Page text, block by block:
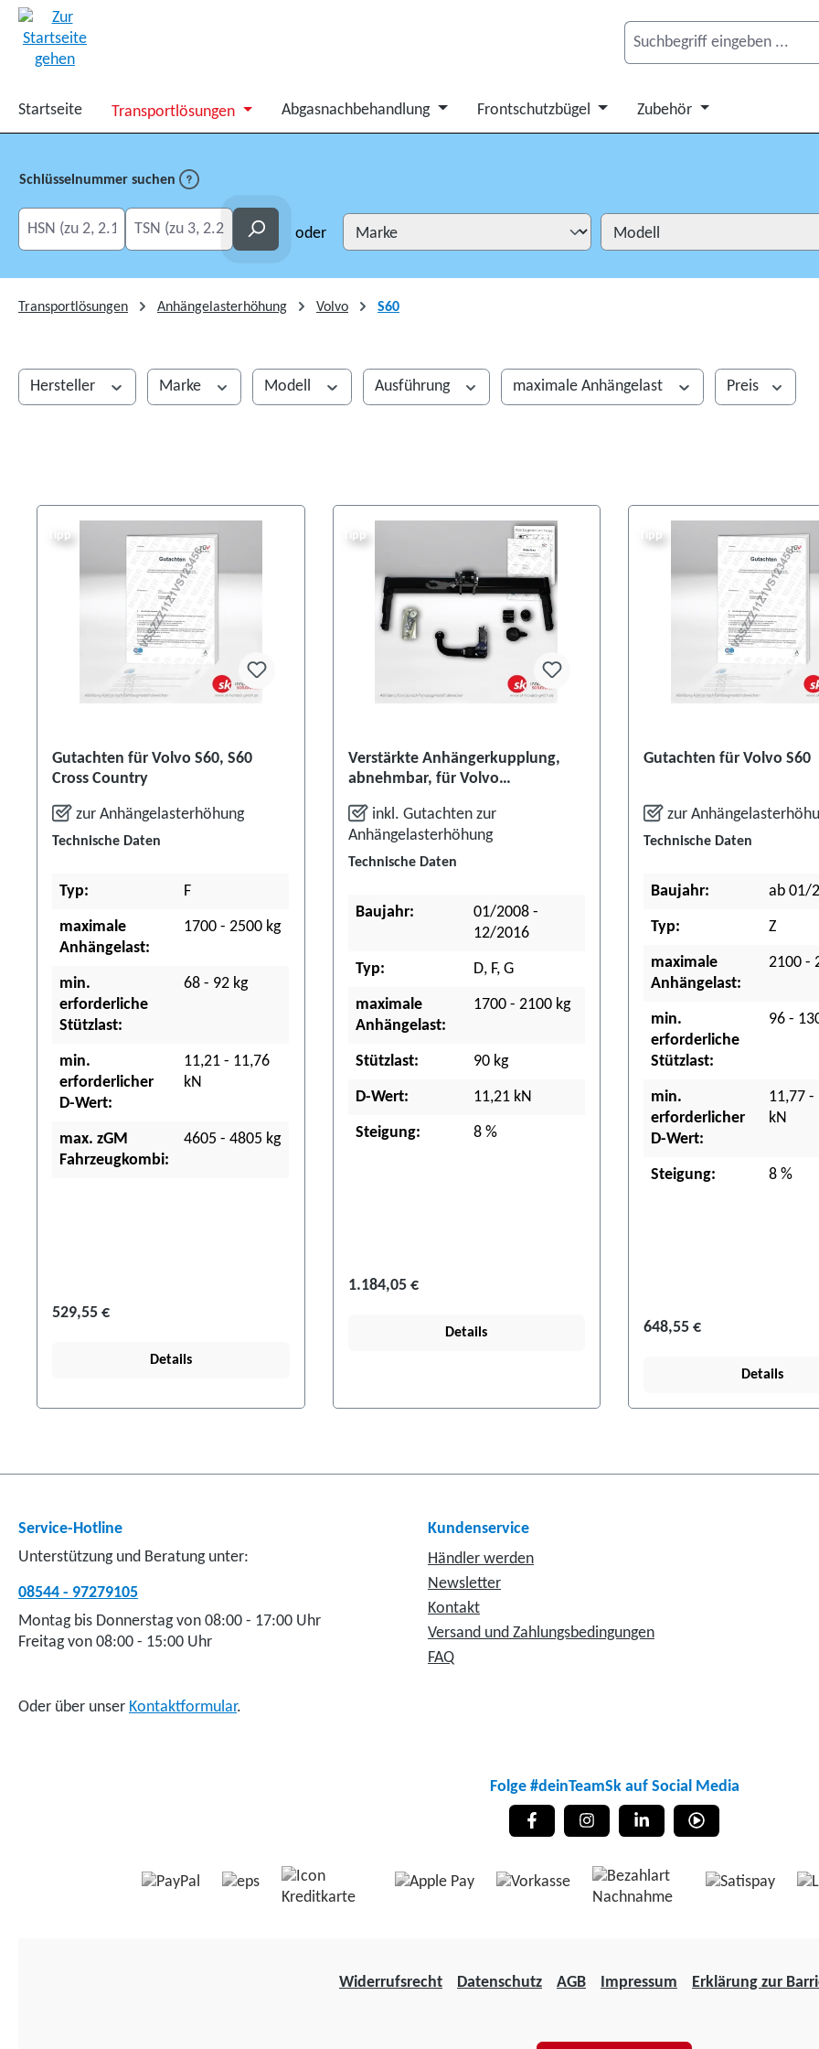
Startseite Transportlösungen Abgasnachbehandlung Frontschutzbügel Zubehör
Schlüsselnummer suchen
HSN eingeben
TSN eingeben Suchen oder
Transportlösungen Anhängelasterhöhung Volvo S60
Hersteller Marke Modell Ausführung maximale Anhängelast Preis
Tipp
Gutachten für Volvo S60, S60
Cross Country
zur Anhängelasterhöhung
Technische Daten
Typ: F
maximale
Anhängelast:
1700 - 2500 kg
min.
erforderliche
Stützlast:
68 - 92 kg
min.
erforderlicher
D-Wert:
11,21 - 11,76
kN
max. zGM
Fahrzeugkombi:
4605 - 4805 kg
529,55 €
Details
Tipp
Verstärkte Anhängerkupplung,
abnehmbar, für Volvo
inkl. Gutachten zur
Anhängelasterhöhung
Technische Daten
Baujahr:
01/2008 -
12/2016
Typ: D, F, G
maximale
Anhängelast:
1700 - 2100 kg
Stützlast: 90 kg
D-Wert: 11,21 kN
Steigung: 8 %
1.184,05 €
Details
Tipp
Gutachten für Volvo S60
zur
Technische Daten
Baujahr: ab 01/
Typ: Z
maximale
Anhängelast:
2100 -
min.
erforderliche
Stützlast:
96 -
min.
erforderlicher
D-Wert:
11,77 -
kN
Steigung: 8 %
648,55 €
Details
Service-Hotline
Unterstützung und Beratung unter:
08544 - 97279105
Montag bis Donnerstag von 08:00 - 17:00 Uhr
Freitag von 08:00 - 15:00 Uhr
Oder über unser Kontaktformular.
Kundenservice
Händler werden
Newsletter
Kontakt
Versand und Zahlungsbedingungen
FAQ
Folge #deinTeamSk auf Social Media
Widerrufsrecht Datenschutz AGB Impressum Erklärung zur